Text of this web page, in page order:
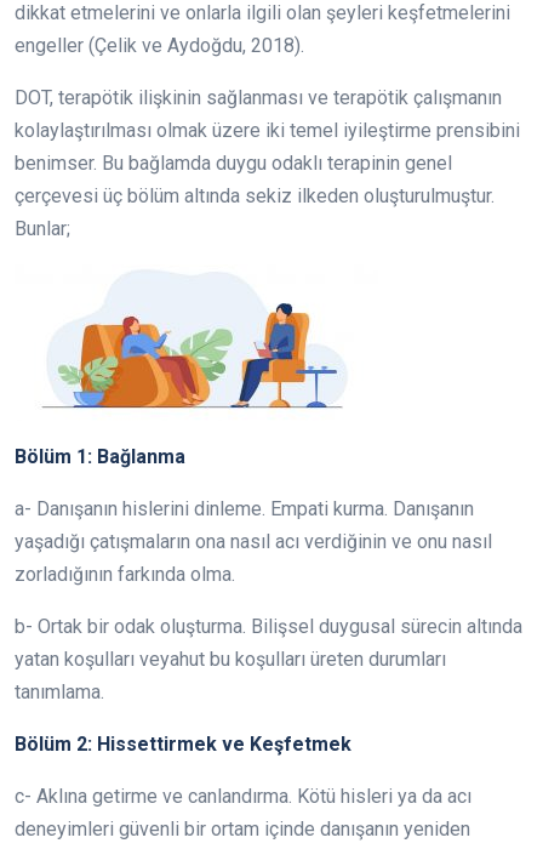
dikkat etmelerini ve onlarla ilgili olan şeyleri keşfetmelerini
engeller (Çelik ve Aydoğdu, 2018).
DOT, terapötik ilişkinin sağlanması ve terapötik çalışmanın
kolaylaştırılması olmak üzere iki temel iyileştirme prensibini
benimser. Bu bağlamda duygu odaklı terapinin genel
çerçevesi üç bölüm altında sekiz ilkeden oluşturulmuştur.
Bunlar;
Bölüm 1: Bağlanma
a- Danışanın hislerini dinleme. Empati kurma. Danışanın
yaşadığı çatışmaların ona nasıl acı verdiğinin ve onu nasıl
zorladığının farkında olma.
b- Ortak bir odak oluşturma. Bilişsel duygusal sürecin altında
yatan koşulları veyahut bu koşulları üreten durumları
tanımlama.
Bölüm 2: Hissettirmek ve Keşfetmek
c- Aklına getirme ve canlandırma. Kötü hisleri ya da acı
deneyimleri güvenli bir ortam içinde danışanın yeniden